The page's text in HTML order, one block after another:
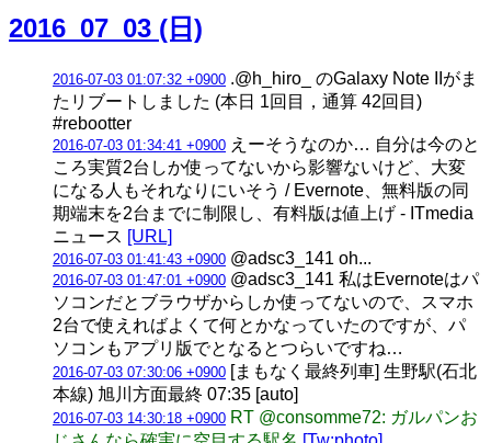
2016_07_03 (日)
2016-07-03 01:07:32 +0900 .@h_hiro_ のGalaxy Note IIがま
たリブートしました (本日 1回目，通算 42回目)
#rebootter
2016-07-03 01:34:41 +0900 えーそうなのか… 自分は今のと
ころ実質2台しか使ってないから影響ないけど、大変
になる人もそれなりにいそう / Evernote、無料版の同
期端末を2台までに制限し、有料版は値上げ - ITmedia
ニュース [URL]
2016-07-03 01:41:43 +0900 @adsc3_141 oh...
2016-07-03 01:47:01 +0900 @adsc3_141 私はEvernoteはパ
ソコンだとブラウザからしか使ってないので、スマホ
2台で使えればよくて何とかなっていたのですが、パ
ソコンもアプリ版でとなるとつらいですね…
2016-07-03 07:30:06 +0900 [まもなく最終列車] 生野駅(石北
本線) 旭川方面最終 07:35 [auto]
2016-07-03 14:30:18 +0900 RT @consomme72: ガルパンお